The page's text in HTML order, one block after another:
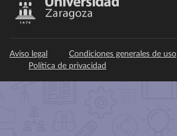
Aviso legal
Condiciones generales de uso
Política de privacidad